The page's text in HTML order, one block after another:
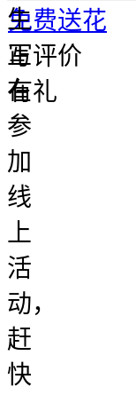
生
正
在
参
加
线
上
活
动，
赶
快
免费送花
写评价
有礼